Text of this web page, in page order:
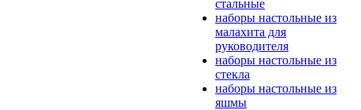
стальные
наборы настольные из
малахита для
руководителя
наборы настольные из
стекла
наборы настольные из
яшмы